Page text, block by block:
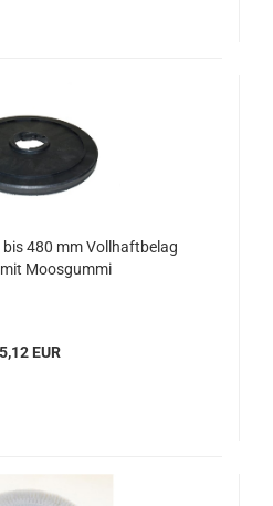
480 mm Vollhaftbelag
Moosgummi
EUR